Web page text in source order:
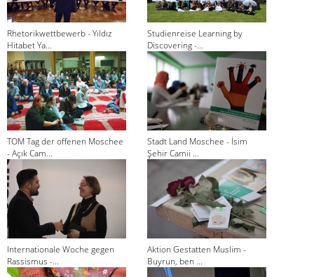
Rhetorikwettbewerb - Yıldız
Hitabet Ya...
Studienreise Learning by
Discovering -...
TOM Tag der offenen Moschee
- Açık Cam...
Stadt Land Moschee - İsim
Şehir Camii ...
Internationale Woche gegen
Rassismus -...
Aktion Gestatten Muslim -
Buyrun, ben ...